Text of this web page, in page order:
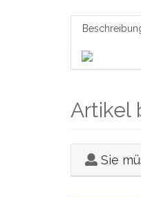
Artikel
Sie